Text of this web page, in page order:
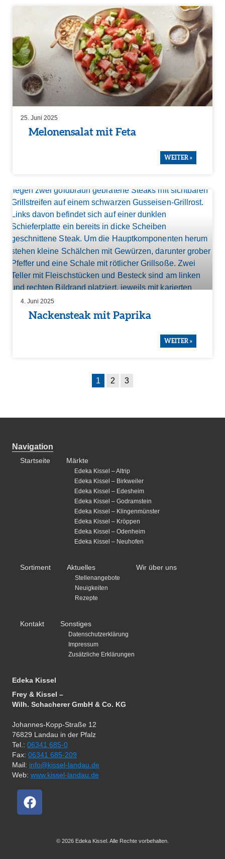
Melonen­salat mit Feta
WEITER »
25. Juni 2025
Nackensteak mit Paprika
WEITER »
4. Juni 2025
1 2 3
Navigation
Startseite Märkte
Edeka Kissel – Altrip
Edeka Kissel – Birkweiler
Edeka Kissel – Edesheim
Edeka Kissel – Godramstein
Edeka Kissel – Klingenmünster
Edeka Kissel – Kröppen
Edeka Kissel – Odenheim
Edeka Kissel – Neuhofen
Sortiment Aktuelles
Stellenangebote
Neuigkeiten
Rezepte
Wir über uns
Kontakt Sonstiges
Datenschutzerklärung
Impressum
Zusätzliche Erklärungen
Edeka Kissel
Frey & Kissel –
Wilh. Schacherer GmbH & Co. KG
Johannes-Kopp-Straße 12
76829 Landau in der Pfalz
Tel.: 06341 685-0
Fax: 06341 685-209
Mail: info@kissel-landau.de
Web: www.kissel-landau.de
© 2026 Edeka Kissel. Alle Rechte vorbehalten.